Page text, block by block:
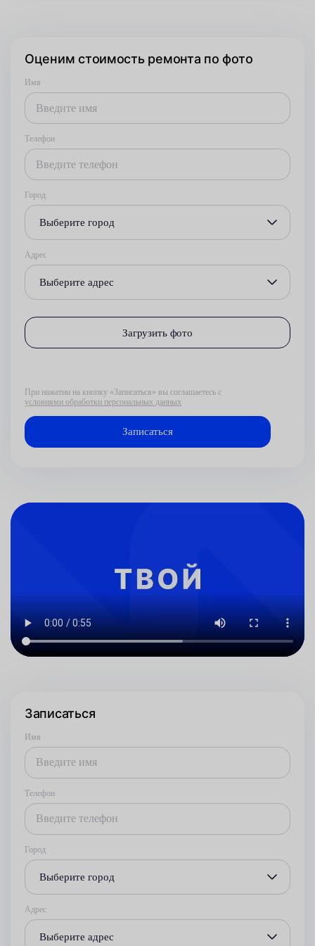
Оценим стоимость ремонта по фото
Имя
Телефон
Город
Выберите город
Адрес
Выберите адрес
Загрузить фото
При нажатии на кнопку «Записаться» вы соглашаетесь с
условиями обработки персональных данных
Записаться
Имя
Телефон
Город
Выберите город
Адрес
Выберите адрес